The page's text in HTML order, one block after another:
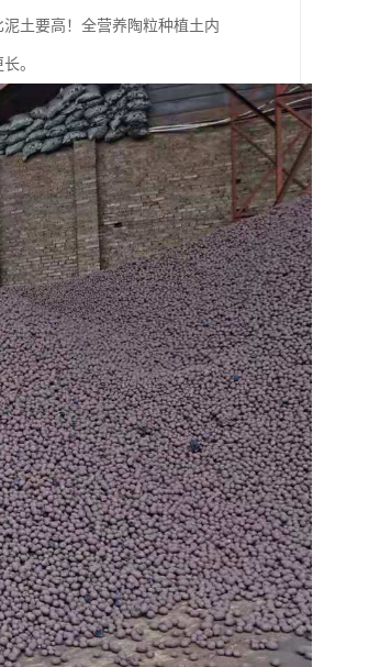
土要高！全营养陶粒种植土内
。